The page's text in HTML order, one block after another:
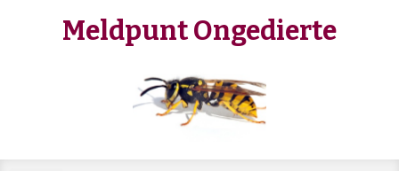
Meldpunt Ongedierte